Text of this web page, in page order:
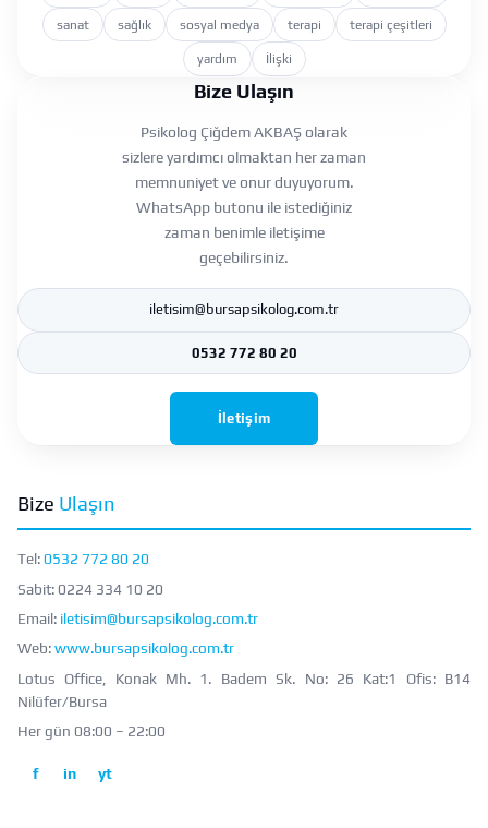
sanat sağlık sosyal medya terapi terapi çeşitleri
yardım İlişki
Bize Ulaşın
Psikolog Çiğdem AKBAŞ olarak
sizlere yardımcı olmaktan her zaman
memnuniyet ve onur duyuyorum.
WhatsApp butonu ile istediğiniz
zaman benimle iletişime
geçebilirsiniz.
iletisim@bursapsikolog.com.tr
0532 772 80 20
İletişim
Bize Ulaşın
Tel:0532 772 80 20
Sabit:0224 334 10 20
Email: iletisim@bursapsikolog.com.tr
Web:www.bursapsikolog.com.tr
Lotus Office, Konak Mh. 1. Badem Sk. No: 26 Kat:1 Ofis: B14
Nilüfer/Bursa
Her gün 08:00 – 22:00
f in yt